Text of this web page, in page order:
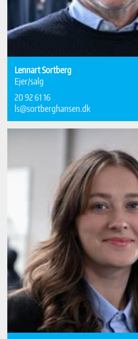
Lennart Sortberg
Ejer/salg
20 92 61 16
ls@sortberghansen.dk